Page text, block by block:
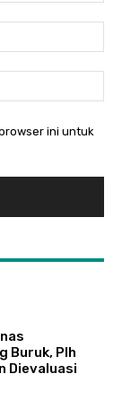
ini untuk
Buruk, Plh
Dievaluasi